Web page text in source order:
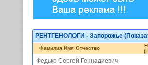
РЕНТГЕНОЛОГИ - Запорожье (
Фамилия Имя Отчество
Федько Сергей Геннадиевич